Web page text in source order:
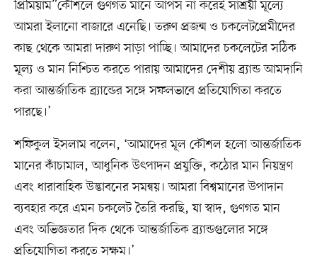
প্রিমিয়াম”কৌশলে গুণগত মানে আপস না করেই সাশ্রয়ী মূল্যে
আমরা ইলানো বাজারে এনেছি। তরুণ প্রজন্ম ও চকলেটপ্রেমীদের
কাছ থেকে আমরা দারুণ সাড়া পাচ্ছি। আমাদের চকলেটের সঠিক
মূল্য ও মান নিশ্চিত করতে পারায় আমাদের দেশীয় ব্র্যান্ড আমদানি
করা আন্তর্জাতিক ব্র্যান্ডের সঙ্গে সফলভাবে প্রতিযোগিতা করতে
পারছে।’
শফিকুল ইসলাম বলেন, ‘আমাদের মূল কৌশল হলো আন্তর্জাতিক
মানের কাঁচামাল, আধুনিক উৎপাদন প্রযুক্তি, কঠোর মান নিয়ন্ত্রণ
এবং ধারাবাহিক উদ্ভাবনের সমন্বয়। আমরা বিশ্বমানের উপাদান
ব্যবহার করে এমন চকলেট তৈরি করছি, যা স্বাদ, গুণগত মান
এবং অভিজ্ঞতার দিক থেকে আন্তর্জাতিক ব্র্যান্ডগুলোর সঙ্গে
প্রতিযোগিতা করতে সক্ষম।’